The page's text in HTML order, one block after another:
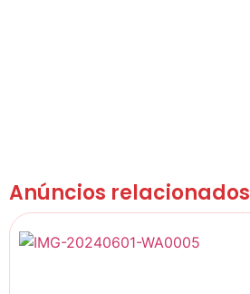
Anúncios relacionados